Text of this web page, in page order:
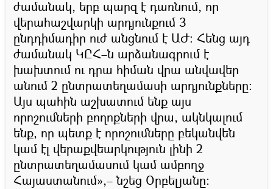
ժամանակ, երբ պարզ է դառնում, որ
վերահաշվարկի արդյունքում 3
ընդդիմադիր ուժ անցնում է ԱԺ։ Հենց այդ
ժամանակ ԿԸՀ–ն արձանագրում է
խախտում ու դրա հիման վրա անվավեր
անում 2 ընտրատեղամասի արդյունքները։
Այս պահին աշխատում ենք այս
որոշումների բողոքների վրա, ակնկալում
ենք, որ պետք է որոշումները բեկանվեն
կամ էլ վերաքվեարկություն լինի 2
ընտրատեղամասում կամ ամբողջ
Հայաստանում»,– նշեց Օրբելյանը։